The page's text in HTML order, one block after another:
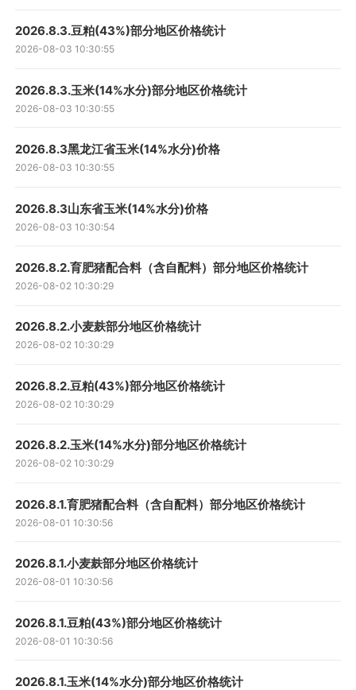
2026.8.3.豆粕(43%)部分地区价格统计
2026-08-03 10:30:55
2026.8.3.玉米(14%水分)部分地区价格统计
2026-08-03 10:30:55
2026.8.3黑龙江省玉米(14%水分)价格
2026-08-03 10:30:55
2026.8.3山东省玉米(14%水分)价格
2026-08-03 10:30:54
2026.8.2.育肥猪配合料（含自配料）部分地区价格统计
2026-08-02 10:30:29
2026.8.2.小麦麸部分地区价格统计
2026-08-02 10:30:29
2026.8.2.豆粕(43%)部分地区价格统计
2026-08-02 10:30:29
2026.8.2.玉米(14%水分)部分地区价格统计
2026-08-02 10:30:29
2026.8.1.育肥猪配合料（含自配料）部分地区价格统计
2026-08-01 10:30:56
2026.8.1.小麦麸部分地区价格统计
2026-08-01 10:30:56
2026.8.1.豆粕(43%)部分地区价格统计
2026-08-01 10:30:56
2026.8.1.玉米(14%水分)部分地区价格统计